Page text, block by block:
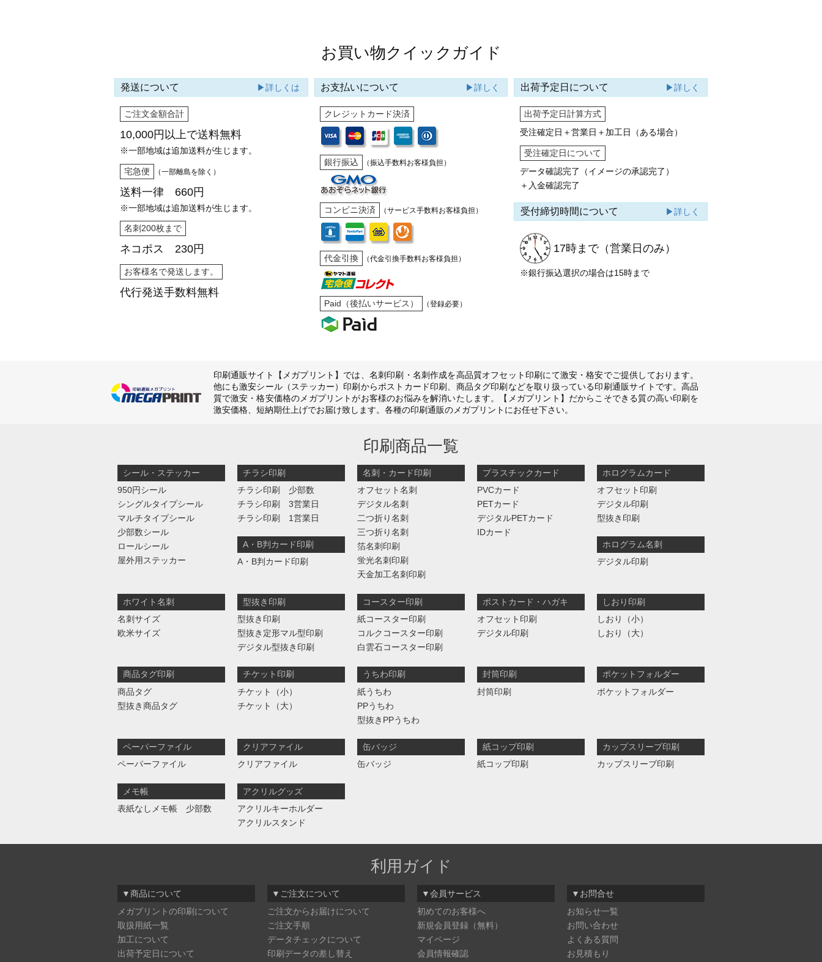
お買い物クイックガイド
発送について ▶詳しくは
ご注文金額合計
10,000円以上で送料無料
※一部地域は追加送料が生じます。
宅急便 （一部離島を除く）
送料一律 660円
※一部地域は追加送料が生じます。
名刺200枚まで
ネコポス 230円
お客様名で発送します。
代行発送手数料無料
お支払いについて ▶詳しく
クレジットカード決済
銀行振込 （振込手数料お客様負担）
コンビニ決済 （サービス手数料お客様負担）
代金引換 （代金引換手数料お客様負担）
Paid（後払いサービス） （登録必要）
出荷予定日について ▶詳しく
出荷予定日計算方式
受注確定日＋営業日＋加工日（ある場合）
受注確定日について
データ確認完了（イメージの承認完了）
＋入金確認完了
受付締切時間について ▶詳しく
17時まで（営業日のみ）
※銀行振込選択の場合は15時まで
印刷通販サイト【メガプリント】では、名刺印刷・名刺作成を高品質オフセット印刷にて激安・格安でご提供しております。
他にも激安シール（ステッカー）印刷からポストカード印刷、商品タグ印刷などを取り扱っている印刷通販サイトです。高品
質で激安・格安価格のメガプリントがお客様のお悩みを解消いたします。【メガプリント】だからこそできる質の高い印刷を
激安価格、短納期仕上げでお届け致します。各種の印刷通販のメガプリントにお任せ下さい。
印刷商品一覧
シール・ステッカー
950円シール
シングルタイプシール
マルチタイプシール
少部数シール
ロールシール
屋外用ステッカー
チラシ印刷
チラシ印刷 少部数
チラシ印刷 3営業日
チラシ印刷 1営業日
A・B判カード印刷
A・B判カード印刷
名刺・カード印刷
オフセット名刺
デジタル名刺
二つ折り名刺
三つ折り名刺
箔名刺印刷
蛍光名刺印刷
天金加工名刺印刷
プラスチックカード
PVCカード
PETカード
デジタルPETカード
IDカード
ホログラムカード
オフセット印刷
デジタル印刷
型抜き印刷
ホログラム名刺
デジタル印刷
ホワイト名刺
名刺サイズ
欧米サイズ
型抜き印刷
型抜き印刷
型抜き定形マル型印刷
デジタル型抜き印刷
コースター印刷
紙コースター印刷
コルクコースター印刷
白雲石コースター印刷
ポストカード・ハガキ
オフセット印刷
デジタル印刷
しおり印刷
しおり（小）
しおり（大）
商品タグ印刷
商品タグ
型抜き商品タグ
チケット印刷
チケット（小）
チケット（大）
うちわ印刷
紙うちわ
PPうちわ
型抜きPPうちわ
封筒印刷
封筒印刷
ポケットフォルダー
ポケットフォルダー
ペーパーファイル
ペーパーファイル
クリアファイル
クリアファイル
缶バッジ
缶バッジ
紙コップ印刷
紙コップ印刷
カップスリーブ印刷
カップスリーブ印刷
メモ帳
表紙なしメモ帳 少部数
アクリルグッズ
アクリルキーホルダー
アクリルスタンド
利用ガイド
▼商品について
メガプリントの印刷について
取扱用紙一覧
加工について
出荷予定日について
▼ご注文について
ご注文からお届けについて
ご注文手順
データチェックについて
印刷データの差し替え
▼会員サービス
初めてのお客様へ
新規会員登録（無料）
マイページ
会員情報確認
▼お問合せ
お知らせ一覧
お問い合わせ
よくある質問
お見積もり